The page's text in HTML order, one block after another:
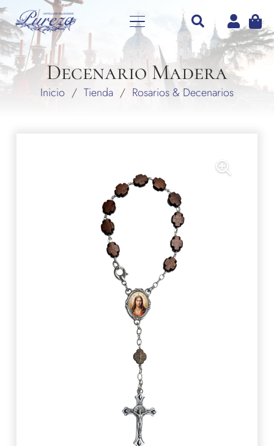
Decenario Madera
Inicio / Tienda / Rosarios & Decenarios